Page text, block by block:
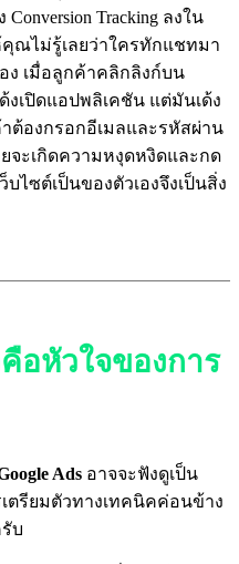
Tracking ลงใน
ณไม่รู้เลยว่าใครทักแชทมา
ง เมื่อลูกค้าคลิกลิงก์บน
เปิดแอปพลิเคชัน แต่มันเด้ง
ต้องกรอกอีเมลและรหัสผ่าน
จะเกิดความหงุดหงิดและกด
ไซต์เป็นของตัวเองจึงเป็นสิ่ง
อหัวใจของการ
Ads อาจจะฟังดูเป็น
เตรียมตัวทางเทคนิคค่อนข้าง
บ